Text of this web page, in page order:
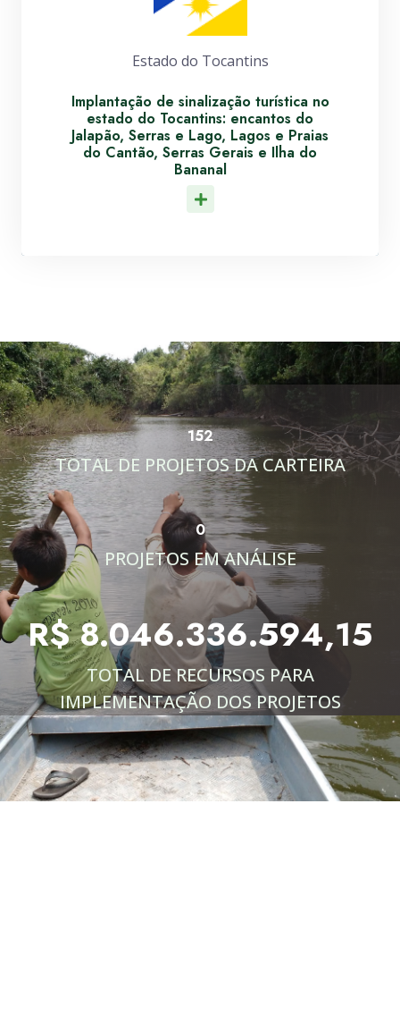
Estado do Tocantins
Implantação de sinalização turística no
estado do Tocantins: encantos do
Jalapão, Serras e Lago, Lagos e Praias
do Cantão, Serras Gerais e Ilha do
Bananal
152
TOTAL DE PROJETOS DA CARTEIRA
0
PROJETOS EM ANÁLISE
R$ 8.046.336.594,15
TOTAL DE RECURSOS PARA
IMPLEMENTAÇÃO DOS PROJETOS